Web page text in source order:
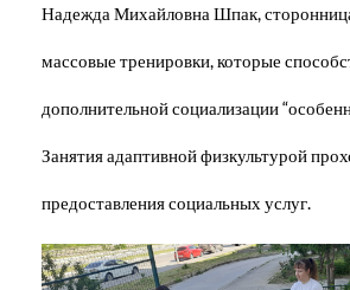
Надежда Михайловна Шпак,
массовые тренировки, которые
дополнительной социализации
Занятия адаптивной физкультурой
предоставления социальных услуг.